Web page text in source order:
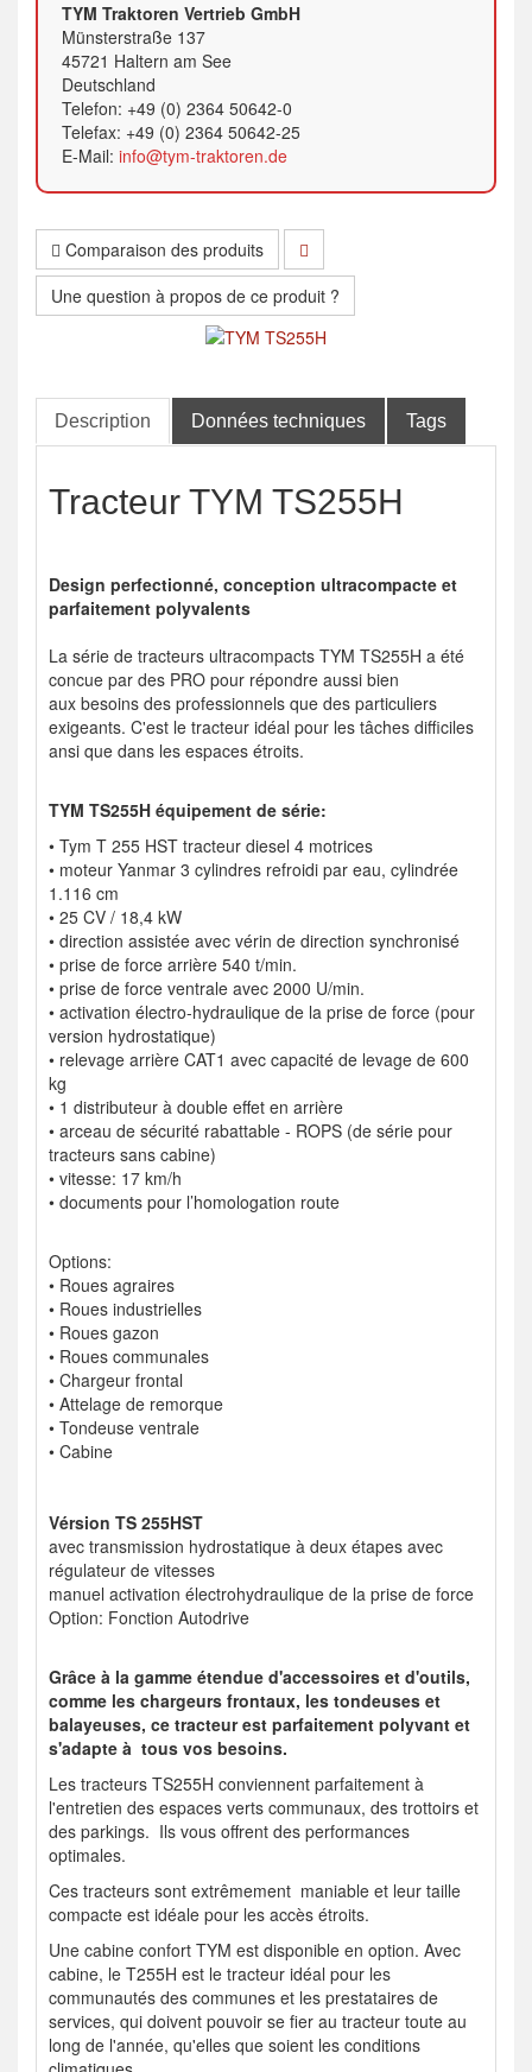
TYM Traktoren Vertrieb GmbH
Münsterstraße 137
45721 Haltern am See
Deutschland
Telefon: +49 (0) 2364 50642-0
Telefax: +49 (0) 2364 50642-25
E-Mail: info@tym-traktoren.de
Comparaison des produits
Une question à propos de ce produit ?
Description Données techniques Tags
Tracteur TYM TS255H
Design perfectionné, conception ultracompacte et
parfaitement polyvalents
La série de tracteurs ultracompacts TYM TS255H a été
concue par des PRO pour répondre aussi bien
aux besoins des professionnels que des particuliers
exigeants. C'est le tracteur idéal pour les tâches difficiles
ansi que dans les espaces étroits.
TYM TS255H équipement de série:
• Tym T 255 HST tracteur diesel 4 motrices
• moteur Yanmar 3 cylindres refroidi par eau, cylindrée
1.116 cm
• 25 CV / 18,4 kW
• direction assistée avec vérin de direction synchronisé
• prise de force arrière 540 t/min.
• prise de force ventrale avec 2000 U/min.
• activation électro-hydraulique de la prise de force (pour
version hydrostatique)
• relevage arrière CAT1 avec capacité de levage de 600
kg
• 1 distributeur à double effet en arrière
• arceau de sécurité rabattable - ROPS (de série pour
tracteurs sans cabine)
• vitesse: 17 km/h
• documents pour l’homologation route
Options:
• Roues agraires
• Roues industrielles
• Roues gazon
• Roues communales
• Chargeur frontal
• Attelage de remorque
• Tondeuse ventrale
• Cabine
Vérsion TS 255HST
avec transmission hydrostatique à deux étapes avec
régulateur de vitesses
manuel activation électrohydraulique de la prise de force
Option: Fonction Autodrive
Grâce à la gamme étendue d'accessoires et d'outils,
comme les chargeurs frontaux, les tondeuses et
balayeuses, ce tracteur est parfaitement polyvant et
s'adapte à tous vos besoins.
Les tracteurs TS255H conviennent parfaitement à
l'entretien des espaces verts communaux, des trottoirs et
des parkings. Ils vous offrent des performances
optimales.
Ces tracteurs sont extrêmement maniable et leur taille
compacte est idéale pour les accès étroits.
Une cabine confort TYM est disponible en option. Avec
cabine, le T255H est le tracteur idéal pour les
communautés des communes et les prestataires de
services, qui doivent pouvoir se fier au tracteur toute au
long de l'année, qu'elles que soient les conditions